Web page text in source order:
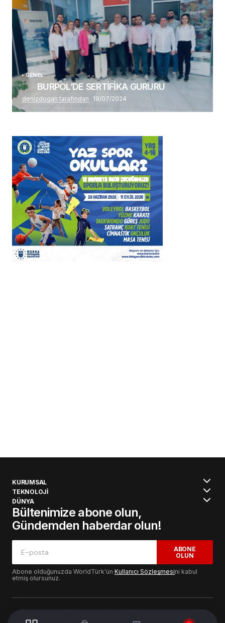
GENEL
BURPOL’DE SERTİFİKA GURURU
denizdogan tarafından 19/07/2024
KURUMSAL
TEKNOLOJİ
DÜNYA
Bültenimize abone olun,
Gündemden haberdar olun!
ABONE
OLUN
Abone olduğunuzda WorldTürk'ün Kullanıcı Sözleşmesini kabul
etmiş olursunuz.
© 2024 WorldTurk. Tüm Hakları Saklıdır. - Tasarım & Geliştirme :